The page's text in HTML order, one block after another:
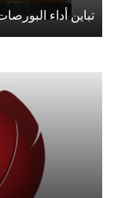
تباين أداء